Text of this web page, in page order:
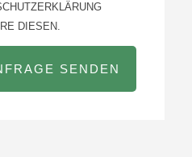
DIESEN.